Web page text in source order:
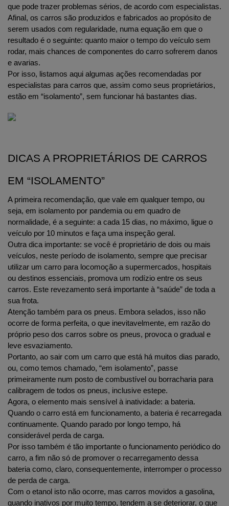
que pode trazer problemas sérios, de acordo com especialistas.
Afinal, os carros são produzidos e fabricados ao propósito de
serem usados com regularidade, numa equação em que o
resultado é o seguinte: quanto maior o tempo do veículo sem
rodar, mais chances de componentes do carro sofrerem danos
e avarias.
Por isso, listamos aqui algumas ações recomendadas por
especialistas para carros que, assim como seus proprietários,
estão em “isolamento”, sem funcionar há bastantes dias.
DICAS A PROPRIETÁRIOS DE CARROS
EM “ISOLAMENTO”
A primeira recomendação, que vale em qualquer tempo, ou
seja, em isolamento por pandemia ou em quadro de
normalidade, é a seguinte: a cada 15 dias, no máximo, ligue o
veículo por 10 minutos e faça uma inspeção geral.
Outra dica importante: se você é proprietário de dois ou mais
veículos, neste período de isolamento, sempre que precisar
utilizar um carro para locomoção a supermercados, hospitais
ou destinos essenciais, promova um rodízio entre os seus
carros. Este revezamento será importante à “saúde” de toda a
sua frota.
Atenção também para os pneus. Embora selados, isso não
ocorre de forma perfeita, o que inevitavelmente, em razão do
próprio peso dos carros sobre os pneus, provoca o gradual e
leve esvaziamento.
Portanto, ao sair com um carro que está há muitos dias parado,
ou, como temos chamado, “em isolamento”, passe
primeiramente num posto de combustível ou borracharia para
calibragem de todos os pneus, inclusive estepe.
Agora, o elemento mais sensível à inatividade: a bateria.
Quando o carro está em funcionamento, a bateria é recarregada
continuamente. Quando parado por longo tempo, há
considerável perda de carga.
Por isso também é tão importante o funcionamento periódico do
carro, a fim não só de promover o recarregamento dessa
bateria como, claro, consequentemente, interromper o processo
de perda de carga.
Com o etanol isto não ocorre, mas carros movidos a gasolina,
quando inativos por muito tempo, tendem a se deteriorar, o que